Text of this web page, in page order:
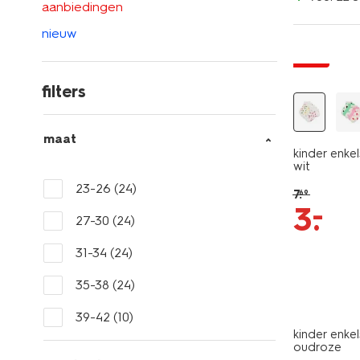
aanbiedingen
nieuw
filters
maat
23-26 (24)
27-30 (24)
31-34 (24)
35-38 (24)
39-42 (10)
kinder
wit
7.69
3.
–
kinder
oudroze